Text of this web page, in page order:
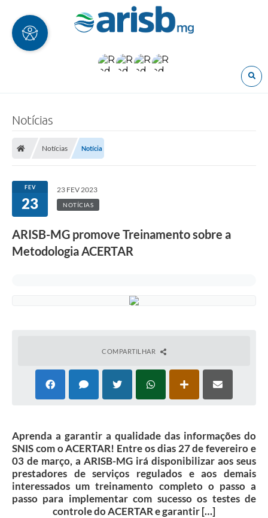
Notícias
Notícias Notícia
FEV
23
23 FEV 2023
NOTÍCIAS
ARISB-MG promove Treinamento sobre a
Metodologia ACERTAR
COMPARTILHAR
Aprenda a garantir a qualidade das informações do
SNIS com o ACERTAR! Entre os dias 27 de fevereiro e
03 de março, a ARISB-MG irá disponibilizar aos seus
prestadores de serviços regulados e aos demais
interessados um treinamento completo o passo a
passo para implementar com sucesso os testes de
controle do ACERTAR e garantir […]